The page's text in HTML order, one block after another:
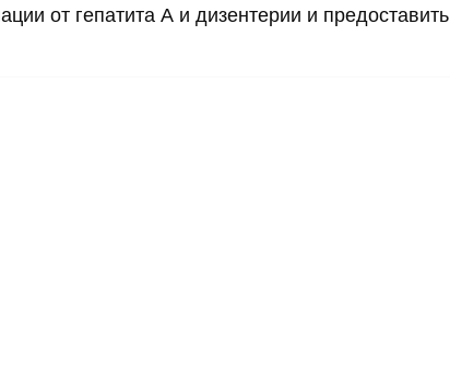
от гепатита А и дизентерии и предоставить